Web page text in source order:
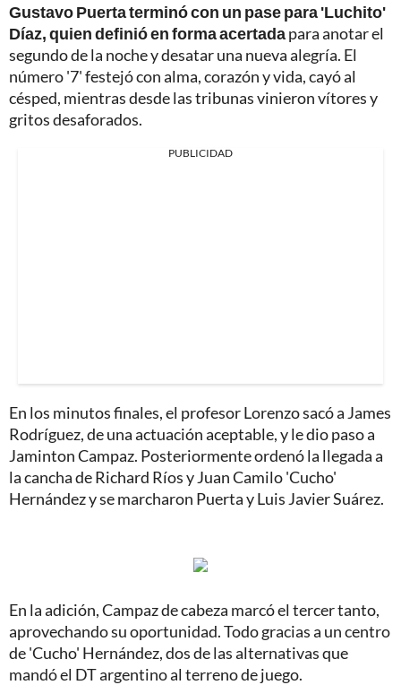
Gustavo Puerta terminó con un pase para 'Luchito'
Díaz, quien definió en forma acertadapara anotar el
segundo de la noche y desatar una nueva alegría. El
número '7' festejó con alma, corazón y vida, cayó al
césped, mientras desde las tribunas vinieron vítores y
gritos desaforados.
PUBLICIDAD
En los minutos finales, el profesor Lorenzo sacó a James
Rodríguez, de una actuación aceptable, y le dio paso a
Jaminton Campaz. Posteriormente ordenó la llegada a
la cancha de Richard Ríos y Juan Camilo 'Cucho'
Hernández y se marcharon Puerta y Luis Javier Suárez.
En la adición, Campaz de cabeza marcó el tercer tanto,
aprovechando su oportunidad. Todo gracias a un centro
de 'Cucho' Hernández, dos de las alternativas que
mandó el DT argentino al terreno de juego.